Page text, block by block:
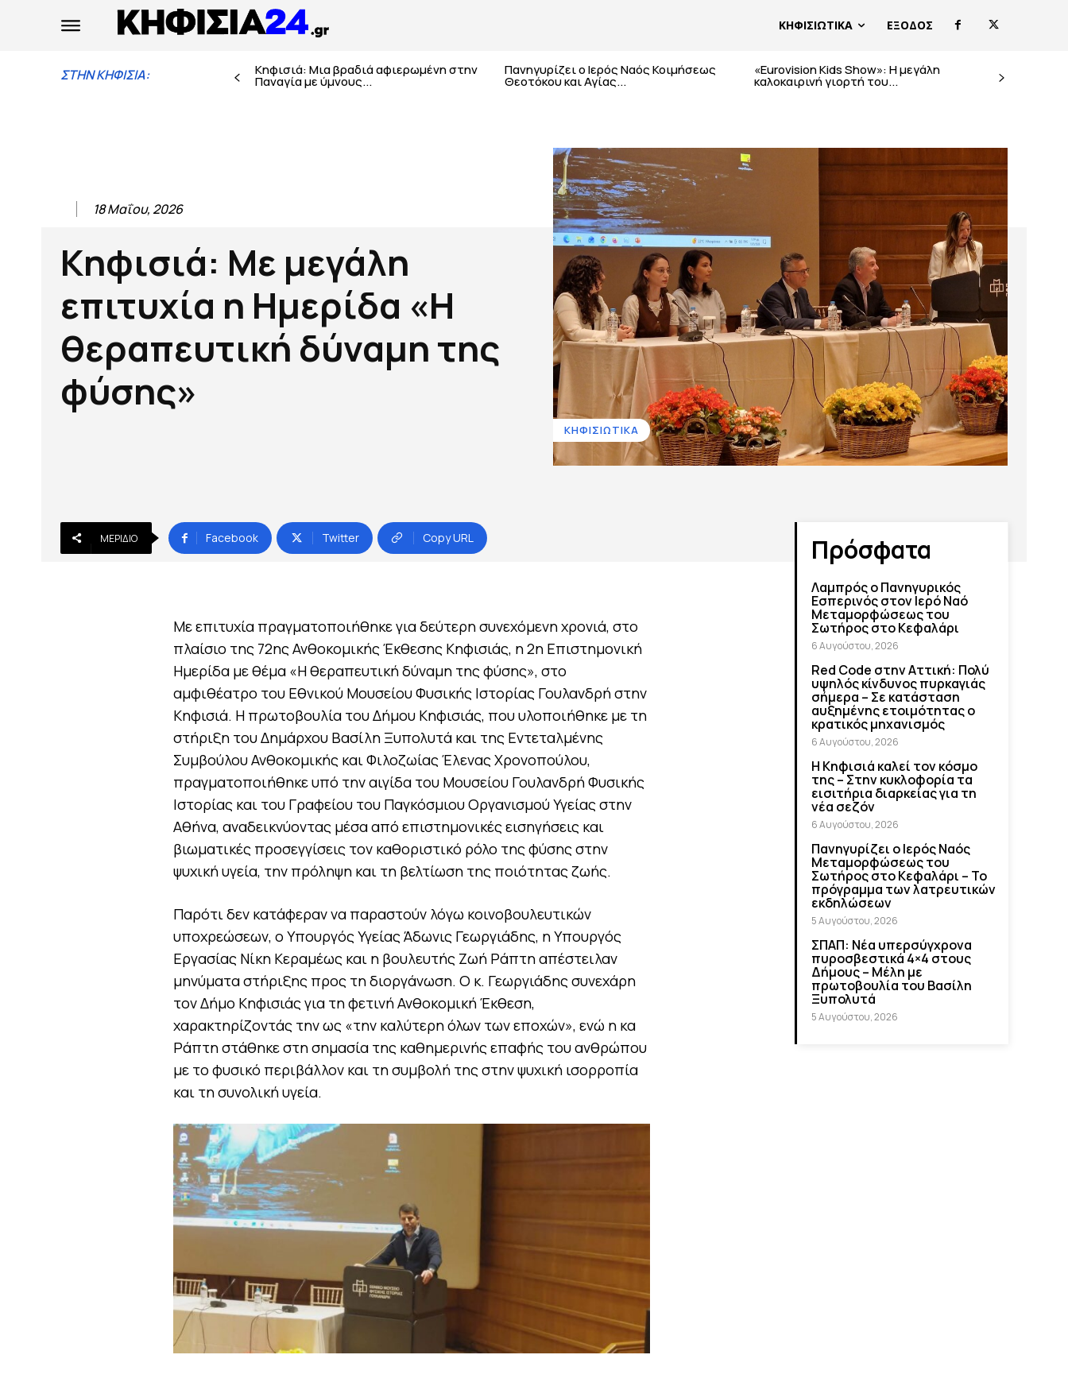
ΚΗΦΙΣΙΩΤΙΚΑ ΕΞΟΔΟΣ
ΣΤΗΝ ΚΗΦΙΣΙΑ: Κηφισιά: Μια βραδιά αφιερωμένη στην
Παναγία με ύμνους...
Πανηγυρίζει ο Ιερός Ναός Κοιμήσεως
Θεοτόκου και Αγίας...
«Eurovision Kids Show»: Η μεγάλη
καλοκαιρινή γιορτή του...
18 Μαΐου, 2026
Κηφισιά: Με μεγάλη
επιτυχία η Ημερίδα «Η
θεραπευτική δύναμη της
φύσης»
ΚΗΦΙΣΙΩΤΙΚΑ
ΜΕΡΊΔΙΟ Facebook Twitter Copy URL
Με επιτυχία πραγματοποιήθηκε για δεύτερη συνεχόμενη χρονιά, στο
πλαίσιο της 72ης Ανθοκομικής Έκθεσης Κηφισιάς, η 2η Επιστημονική
Ημερίδα με θέμα «Η θεραπευτική δύναμη της φύσης», στο
αμφιθέατρο του Εθνικού Μουσείου Φυσικής Ιστορίας Γουλανδρή στην
Κηφισιά. Η πρωτοβουλία του Δήμου Κηφισιάς, που υλοποιήθηκε με τη
στήριξη του Δημάρχου Βασίλη Ξυπολυτά και της Εντεταλμένης
Συμβούλου Ανθοκομικής και Φιλοζωίας Έλενας Χρονοπούλου,
πραγματοποιήθηκε υπό την αιγίδα του Μουσείου Γουλανδρή Φυσικής
Ιστορίας και του Γραφείου του Παγκόσμιου Οργανισμού Υγείας στην
Αθήνα, αναδεικνύοντας μέσα από επιστημονικές εισηγήσεις και
βιωματικές προσεγγίσεις τον καθοριστικό ρόλο της φύσης στην
ψυχική υγεία, την πρόληψη και τη βελτίωση της ποιότητας ζωής.
Παρότι δεν κατάφεραν να παραστούν λόγω κοινοβουλευτικών
υποχρεώσεων, ο Υπουργός Υγείας Άδωνις Γεωργιάδης, η Υπουργός
Εργασίας Νίκη Κεραμέως και η βουλευτής Ζωή Ράπτη απέστειλαν
μηνύματα στήριξης προς τη διοργάνωση. Ο κ. Γεωργιάδης συνεχάρη
τον Δήμο Κηφισιάς για τη φετινή Ανθοκομική Έκθεση,
χαρακτηρίζοντάς την ως «την καλύτερη όλων των εποχών», ενώ η κα
Ράπτη στάθηκε στη σημασία της καθημερινής επαφής του ανθρώπου
με το φυσικό περιβάλλον και τη συμβολή της στην ψυχική ισορροπία
και τη συνολική υγεία.
Πρόσφατα
Λαμπρός ο Πανηγυρικός
Εσπερινός στον Ιερό Ναό
Μεταμορφώσεως του
Σωτήρος στο Κεφαλάρι
6 Αυγούστου, 2026
Red Code στην Αττική: Πολύ
υψηλός κίνδυνος πυρκαγιάς
σήμερα – Σε κατάσταση
αυξημένης ετοιμότητας ο
κρατικός μηχανισμός
6 Αυγούστου, 2026
Η Κηφισιά καλεί τον κόσμο
της – Στην κυκλοφορία τα
εισιτήρια διαρκείας για τη
νέα σεζόν
6 Αυγούστου, 2026
Πανηγυρίζει ο Ιερός Ναός
Μεταμορφώσεως του
Σωτήρος στο Κεφαλάρι – Το
πρόγραμμα των λατρευτικών
εκδηλώσεων
5 Αυγούστου, 2026
ΣΠΑΠ: Νέα υπερσύγχρονα
πυροσβεστικά 4×4 στους
Δήμους – Μέλη με
πρωτοβουλία του Βασίλη
Ξυπολυτά
5 Αυγούστου, 2026